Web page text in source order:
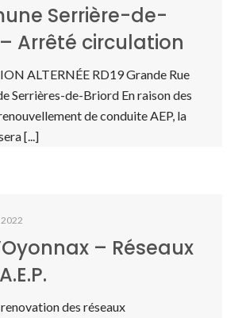
Serrière-de-
Arrêté circulation
ALTERNÉE RD19 Grande Rue
Serrières-de-Briord En raison des
de conduite AEP, la
[...]
– Réseaux
des réseaux